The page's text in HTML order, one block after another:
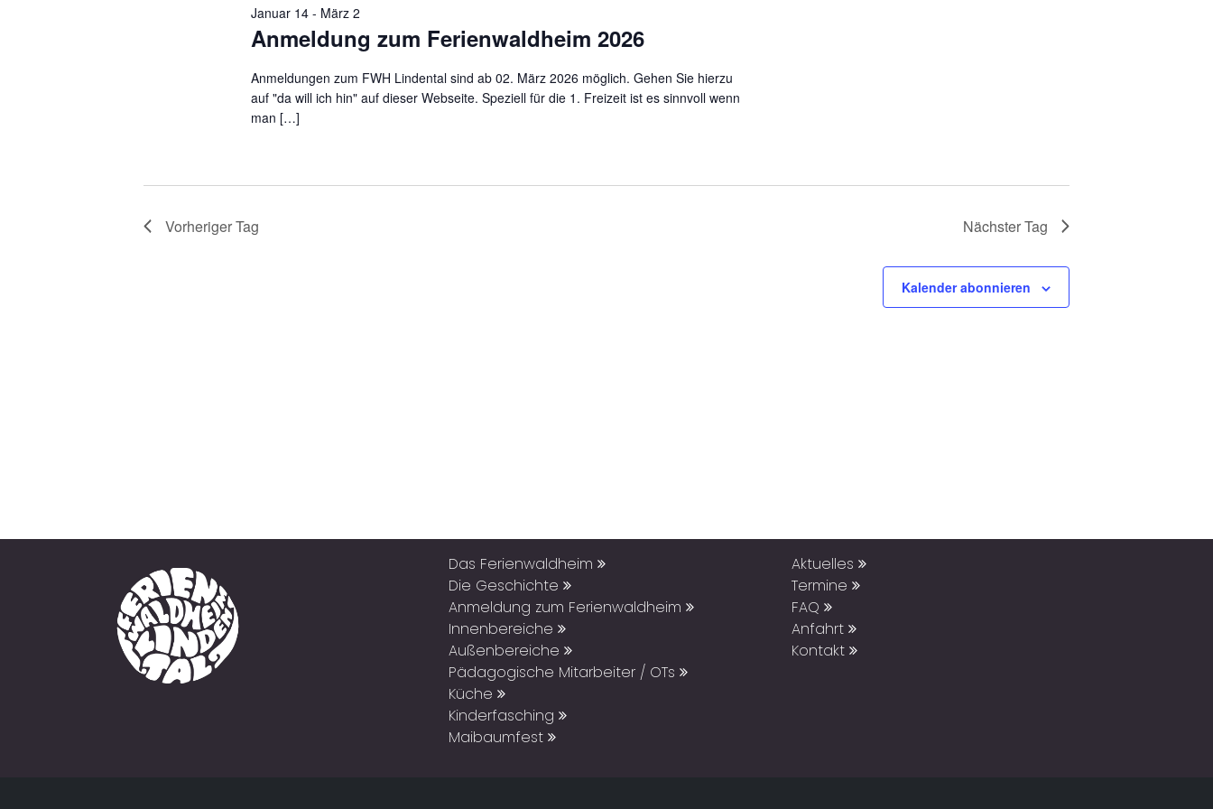
Anmeldung zum Ferienwaldheim 2026
Januar 14 - März 2
Anmeldungen zum FWH Lindental sind ab 02. März 2026 möglich. Gehen Sie hierzu
auf "da will ich hin" auf dieser Webseite. Speziell für die 1. Freizeit ist es sinnvoll wenn
man […]
Vorheriger Tag Nächster Tag
Kalender abonnieren
Das Ferienwaldheim
Die Geschichte
Anmeldung zum Ferienwaldheim
Innenbereiche
Außenbereiche
Pädagogische Mitarbeiter / OTs
Küche
Kinderfasching
Maibaumfest
Aktuelles
Termine
FAQ
Anfahrt
Kontakt